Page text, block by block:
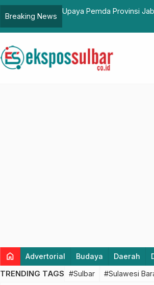
Breaking News
Gubernur Ridwan Kamil
home Advertorial Budaya Daerah
TRENDING TAGS #Sulbar #Sulawesi